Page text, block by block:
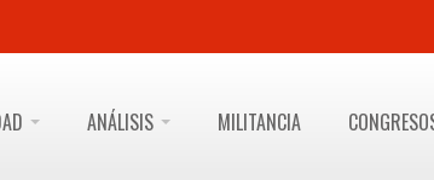
ANÁLISIS MILITANCIA